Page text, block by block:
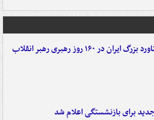
برای بازنشستگی اعلام شد